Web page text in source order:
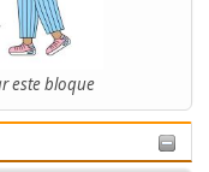
este bloque